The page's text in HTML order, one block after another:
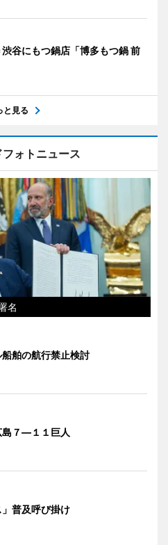
谷にもつ鍋店「博多もつ鍋 前
と見る
フォトニュース
名
舶の航行禁止検討
島７―１１巨人
」普及呼び掛け